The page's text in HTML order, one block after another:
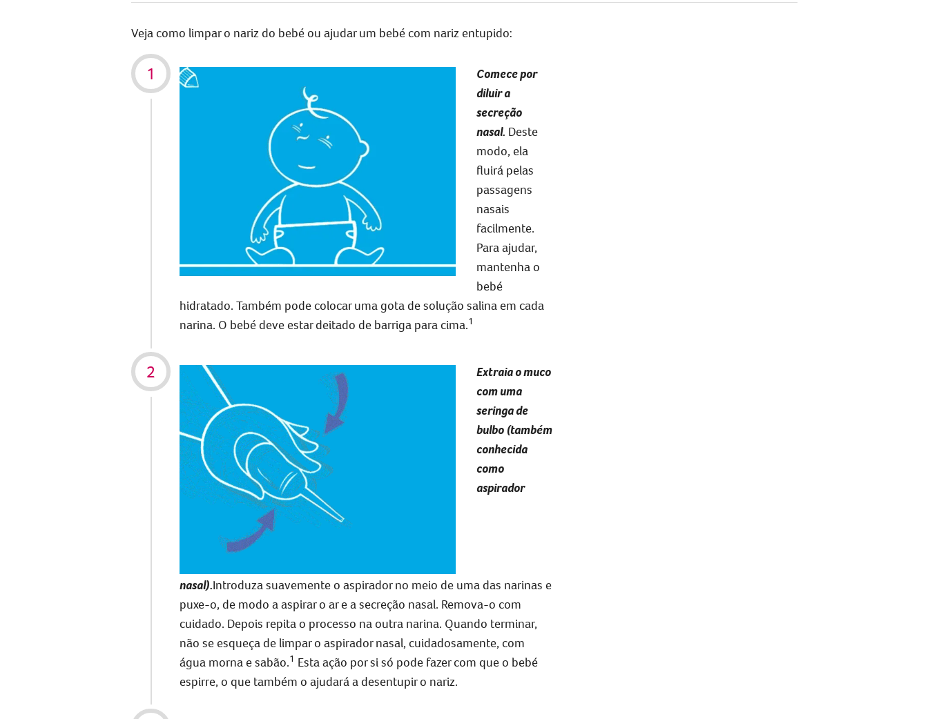
Veja como limpar o nariz do bebé ou ajudar um bebé com nariz entupido:
Comece por
diluir a
secreção
nasal. Deste
modo, ela
fluirá pelas
passagens
nasais
facilmente.
Para ajudar,
mantenha o
bebé
hidratado. Também pode colocar uma gota de solução salina em cada
narina. O bebé deve estar deitado de barriga para cima.1
Extraia o muco
com uma
seringa de
bulbo (também
conhecida
como
aspirador
nasal).Introduza suavemente o aspirador no meio de uma das narinas e
puxe-o, de modo a aspirar o ar e a secreção nasal. Remova-o com
cuidado. Depois repita o processo na outra narina. Quando terminar,
não se esqueça de limpar o aspirador nasal, cuidadosamente, com
água morna e sabão.1 Esta ação por si só pode fazer com que o bebé
espirre, o que também o ajudará a desentupir o nariz.